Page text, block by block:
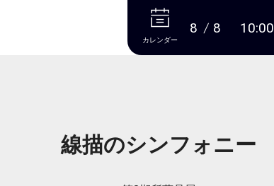
本文へ
カレンダー
8 8 10:00
線描のシンフォニー